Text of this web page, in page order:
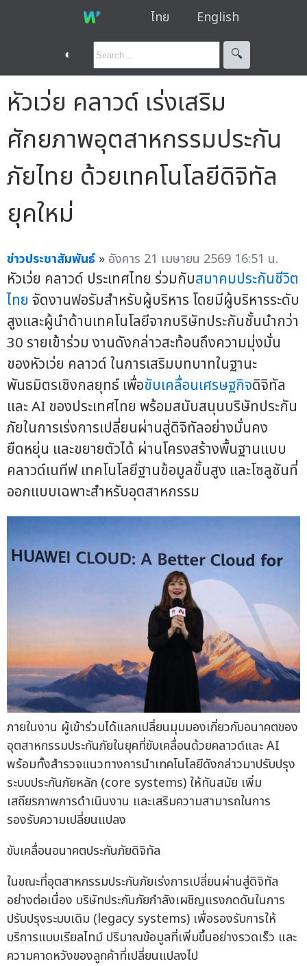
ไทย English
◐ 🔍︎
หัวเว่ย คลาวด์ เร่งเสริม
ศักยภาพอุตสาหกรรมประกัน
ภัยไทย ด้วยเทคโนโลยีดิจิทัล
ยุคใหม่
ข่าวประชาสัมพันธ์ » อังคาร 21 เมษายน 2569 16:51 น.
หัวเว่ย คลาวด์ ประเทศไทย ร่วมกับสมาคมประกันชีวิต
ไทย จัดงานฟอรัมสำหรับผู้บริหาร โดยมีผู้บริหารระดับ
สูงและผู้นำด้านเทคโนโลยีจากบริษัทประกันชั้นนำกว่า
30 รายเข้าร่วม งานดังกล่าวสะท้อนถึงความมุ่งมั่น
ของหัวเว่ย คลาวด์ ในการเสริมบทบาทในฐานะ
พันธมิตรเชิงกลยุทธ์ เพื่อขับเคลื่อนเศรษฐกิจดิจิทัล
และ AI ของประเทศไทย พร้อมสนับสนุนบริษัทประกัน
ภัยในการเร่งการเปลี่ยนผ่านสู่ดิจิทัลอย่างมั่นคง
ยืดหยุ่น และขยายตัวได้ ผ่านโครงสร้างพื้นฐานแบบ
คลาวด์เนทีฟ เทคโนโลยีฐานข้อมูลขั้นสูง และโซลูชันที่
ออกแบบเฉพาะสำหรับอุตสาหกรรม
ภายในงาน ผู้เข้าร่วมได้แลกเปลี่ยนมุมมองเกี่ยวกับอนาคตของ
อุตสาหกรรมประกันภัยในยุคที่ขับเคลื่อนด้วยคลาวด์และ AI
พร้อมทั้งสำรวจแนวทางการนำเทคโนโลยีดังกล่าวมาปรับปรุง
ระบบประกันภัยหลัก (core systems) ให้ทันสมัย เพิ่ม
เสถียรภาพการดำเนินงาน และเสริมความสามารถในการ
รองรับความเปลี่ยนแปลง
ขับเคลื่อนอนาคตประกันภัยดิจิทัล
ในขณะที่อุตสาหกรรมประกันภัยเร่งการเปลี่ยนผ่านสู่ดิจิทัล
อย่างต่อเนื่อง บริษัทประกันภัยกำลังเผชิญแรงกดดันในการ
ปรับปรุงระบบเดิม (legacy systems) เพื่อรองรับการให้
บริการแบบเรียลไทม์ ปริมาณข้อมูลที่เพิ่มขึ้นอย่างรวดเร็ว และ
ความคาดหวังของลูกค้าที่เปลี่ยนแปลงไป